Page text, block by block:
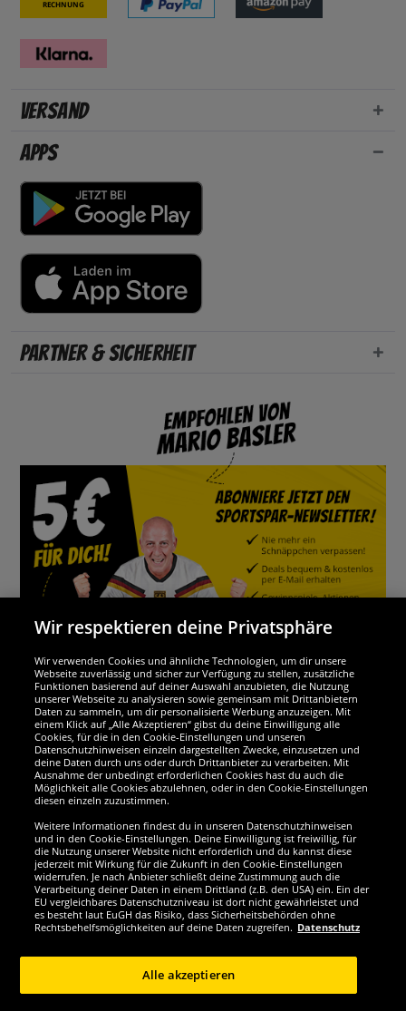
Rechnung
Versand
Apps
Partner & Sicherheit
Wir sind ausgezeichnet
Werde SportSpar-Fan!
Copyright © 2024 Sportspar GmbH, Gustav-Adolf-Ring 7, 04838 Eilenburg DE -
Wir respektieren deine Privatsphäre
Wir verwenden Cookies und ähnliche Technologien, um dir unsere
Webseite zuverlässig und sicher zur Verfügung zu stellen, zusätzliche
Funktionen basierend auf deiner Auswahl anzubieten, die Nutzung
unserer Webseite zu analysieren sowie gemeinsam mit Drittanbietern
Daten zu sammeln, um dir personalisierte Werbung anzuzeigen. Mit
einem Klick auf „Alle Akzeptieren“ gibst du deine Einwilligung alle
Cookies, für die in den Cookie-Einstellungen und unseren
Datenschutzhinweisen einzeln dargestellten Zwecke, einzusetzen und
deine Daten durch uns oder durch Drittanbieter zu verarbeiten. Mit
Ausnahme der unbedingt erforderlichen Cookies hast du auch die
Möglichkeit alle Cookies abzulehnen, oder in den Cookie-Einstellungen
diesen einzeln zuzustimmen.
Weitere Informationen findest du in unseren Datenschutzhinweisen
und in den Cookie-Einstellungen. Deine Einwilligung ist freiwillig, für
die Nutzung unserer Website nicht erforderlich und du kannst diese
jederzeit mit Wirkung für die Zukunft in den Cookie-Einstellungen
widerrufen. Je nach Anbieter schließt deine Zustimmung auch die
Verarbeitung deiner Daten in einem Drittland (z.B. den USA) ein. Ein der
EU vergleichbares Datenschutzniveau ist dort nicht gewährleistet und
es besteht laut EuGH das Risiko, dass Sicherheitsbehörden ohne
Rechtsbehelfsmöglichkeiten auf deine Daten zugreifen. Datenschutz
Alle akzeptieren